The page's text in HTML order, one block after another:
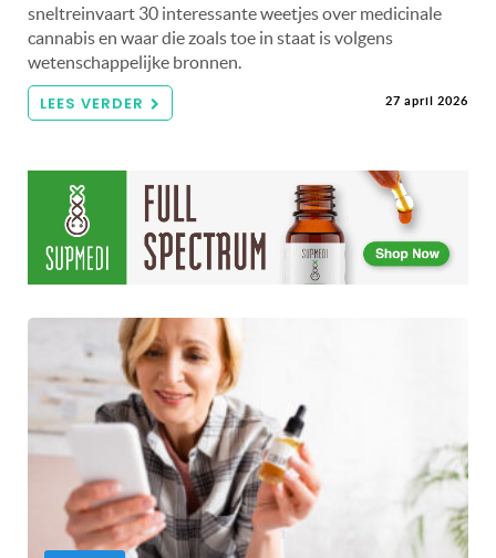
sneltreinvaart 30 interessante weetjes over medicinale
cannabis en waar die zoals toe in staat is volgens
wetenschappelijke bronnen.
LEES VERDER 27 april 2026